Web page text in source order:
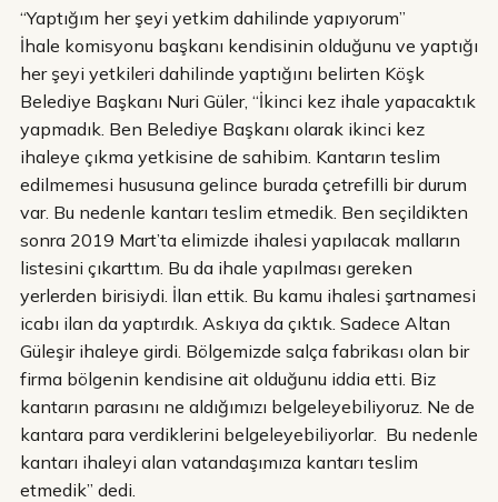
“Yaptığım her şeyi yetkim dahilinde yapıyorum”
İhale komisyonu başkanı kendisinin olduğunu ve yaptığı
her şeyi yetkileri dahilinde yaptığını belirten Köşk
Belediye Başkanı Nuri Güler, “İkinci kez ihale yapacaktık
yapmadık. Ben Belediye Başkanı olarak ikinci kez
ihaleye çıkma yetkisine de sahibim. Kantarın teslim
edilmemesi hususuna gelince burada çetrefilli bir durum
var. Bu nedenle kantarı teslim etmedik. Ben seçildikten
sonra 2019 Mart’ta elimizde ihalesi yapılacak malların
listesini çıkarttım. Bu da ihale yapılması gereken
yerlerden birisiydi. İlan ettik. Bu kamu ihalesi şartnamesi
icabı ilan da yaptırdık. Askıya da çıktık. Sadece Altan
Güleşir ihaleye girdi. Bölgemizde salça fabrikası olan bir
firma bölgenin kendisine ait olduğunu iddia etti. Biz
kantarın parasını ne aldığımızı belgeleyebiliyoruz. Ne de
kantara para verdiklerini belgeleyebiliyorlar. Bu nedenle
kantarı ihaleyi alan vatandaşımıza kantarı teslim
etmedik” dedi.